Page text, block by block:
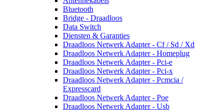
Bluetooth
Bridge - Draadloos
Data Switch
Diensten & Garanties
Draadloos Netwerk Adapter - Cf / Sd / Xd
Draadloos Netwerk Adapter - Homeplug
Draadloos Netwerk Adapter - Pci-e
Draadloos Netwerk Adapter - Pci-x
Draadloos Netwerk Adapter - Pcmcia /
Expresscard
Draadloos Netwerk Adapter - Poe
Draadloos Netwerk Adapter - Usb